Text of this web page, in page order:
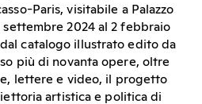
Paris, visitabile a Palazzo
settembre 2024 al 2 febbraio
catalogo illustrato edito da
più di novanta opere, oltre
lettere e video, il progetto
artistica e politica di